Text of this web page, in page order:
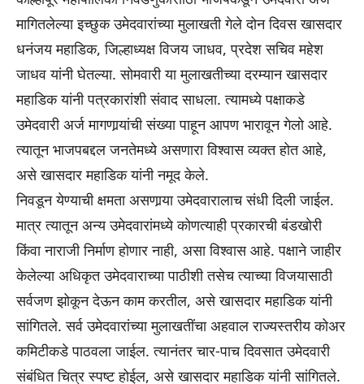
मागितलेल्या इच्छुक उमेदवारांच्या मुलाखती गेले दोन दिवस खासदार
धनंजय महाडिक, जिल्हाध्यक्ष विजय जाधव, प्रदेश सचिव महेश
जाधव यांनी घेतल्या. सोमवारी या मुलाखतीच्या दरम्यान खासदार
महाडिक यांनी पत्रकारांशी संवाद साधला. त्यामध्ये पक्षाकडे
उमेदवारी अर्ज मागणार्‍यांची संख्या पाहून आपण भारावून गेलो आहे.
त्यातून भाजपबद्दल जनतेमध्ये असणारा विश्वास व्यक्त होत आहे,
असे खासदार महाडिक यांनी नमूद केले.
निवडून येण्याची क्षमता असणार्‍या उमेदवारालाच संधी दिली जाईल.
मात्र त्यातून अन्य उमेदवारांमध्ये कोणत्याही प्रकारची बंडखोरी
किंवा नाराजी निर्माण होणार नाही, असा विश्वास आहे. पक्षाने जाहीर
केलेल्या अधिकृत उमेदवाराच्या पाठीशी तसेच त्याच्या विजयासाठी
सर्वजण झोकून देऊन काम करतील, असे खासदार महाडिक यांनी
सांगितले. सर्व उमेदवारांच्या मुलाखतींचा अहवाल राज्यस्तरीय कोअर
कमिटीकडे पाठवला जाईल. त्यानंतर चार-पाच दिवसात उमेदवारी
संबंधित चित्र स्पष्ट होईल, असे खासदार महाडिक यांनी सांगितले.